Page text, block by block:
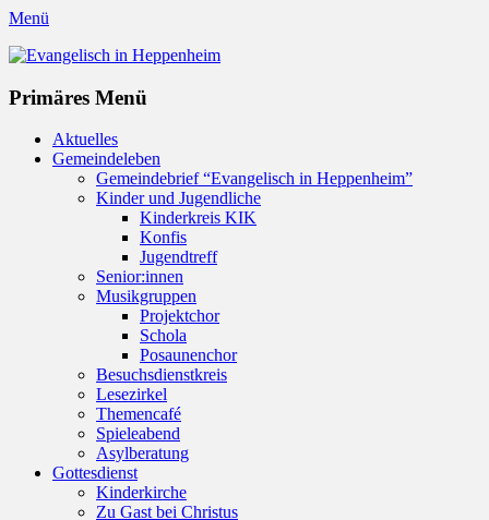
Menü
Evangelisch in Heppenheim
Primäres Menü
Zum
Inhalt
Aktuelles
Gemeindeleben
Gemeindebrief “Evangelisch in Heppenheim”
Kinder und Jugendliche
Kinderkreis KIK
Konfis
Jugendtreff
Senior:innen
Musikgruppen
Projektchor
Schola
Posaunenchor
Besuchsdienstkreis
Lesezirkel
Themencafé
Spieleabend
Asylberatung
Gottesdienst
Kinderkirche
Zu Gast bei Christus